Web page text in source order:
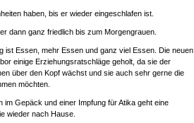
haben, bis er wieder eingeschlafen ist.
dann ganz friedlich bis zum Morgengrauen.
ist Essen, mehr Essen und ganz viel Essen. Die neuen
einige Erziehungsratschläge geholt, da sie der
über den Kopf wächst und sie auch sehr gerne die
möchten.
im Gepäck und einer Impfung für Atika geht eine
wieder nach Hause.